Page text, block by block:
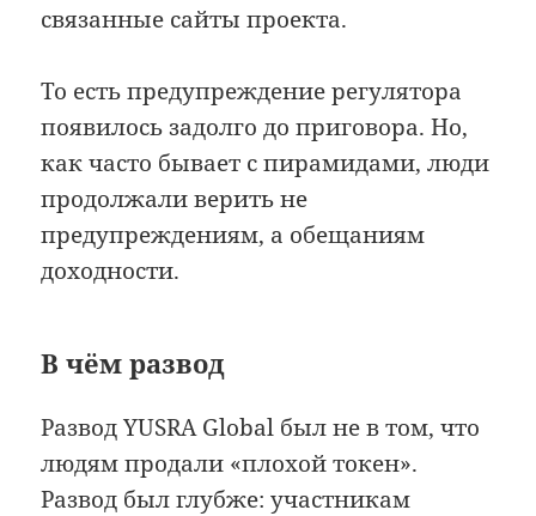
связанные сайты проекта.
То есть предупреждение регулятора
появилось задолго до приговора. Но,
как часто бывает с пирамидами, люди
продолжали верить не
предупреждениям, а обещаниям
доходности.
В чём развод
Развод YUSRA Global был не в том, что
людям продали «плохой токен».
Развод был глубже: участникам